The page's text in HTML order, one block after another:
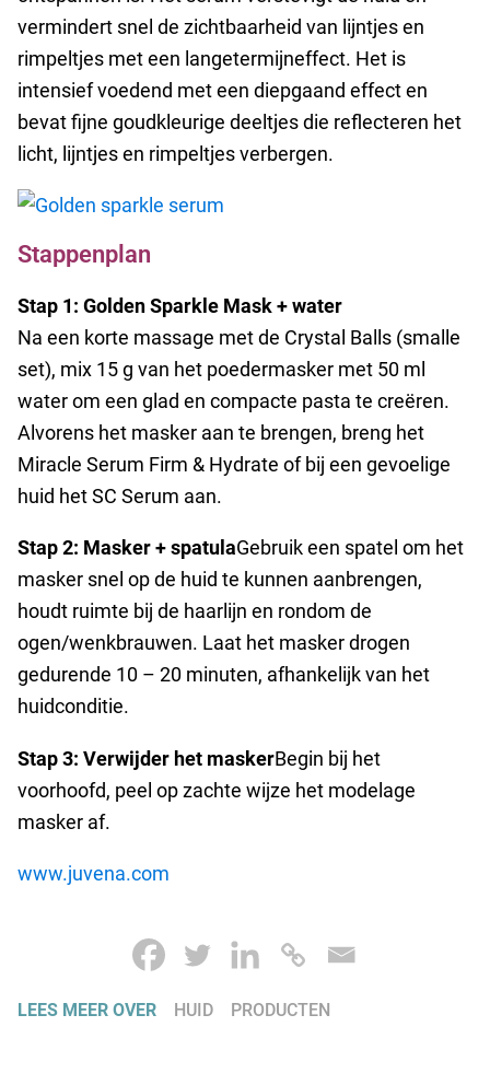
vermindert snel de zichtbaarheid van lijntjes en
rimpeltjes met een langetermijneffect. Het is
intensief voedend met een diepgaand effect en
bevatfijne goudkleurige deeltjes die reflecteren het
licht, lijntjes en rimpeltjes verbergen.
Stappenplan
Stap 1: Golden Sparkle Mask + water
Na een korte massage met de Crystal Balls (smalle
set), mix 15 g van het poedermasker met 50 ml
water om een glad en compacte pasta te creëren.
Alvorens het masker aan te brengen, breng het
Miracle Serum Firm & Hydrate of bij een gevoelige
huid het SC Serum aan.
Stap 2: Masker + spatulaGebruik een spatel om het
masker snel op de huid te kunnen aanbrengen,
houdt ruimte bij de haarlijn en rondom de
ogen/wenkbrauwen. Laat het masker drogen
gedurende 10 – 20 minuten, afhankelijk van het
huidconditie.
Stap 3: Verwijder het maskerBegin bij het
voorhoofd, peel op zachte wijze het modelage
masker af.
www.juvena.com
LEES MEER OVER HUID PRODUCTEN